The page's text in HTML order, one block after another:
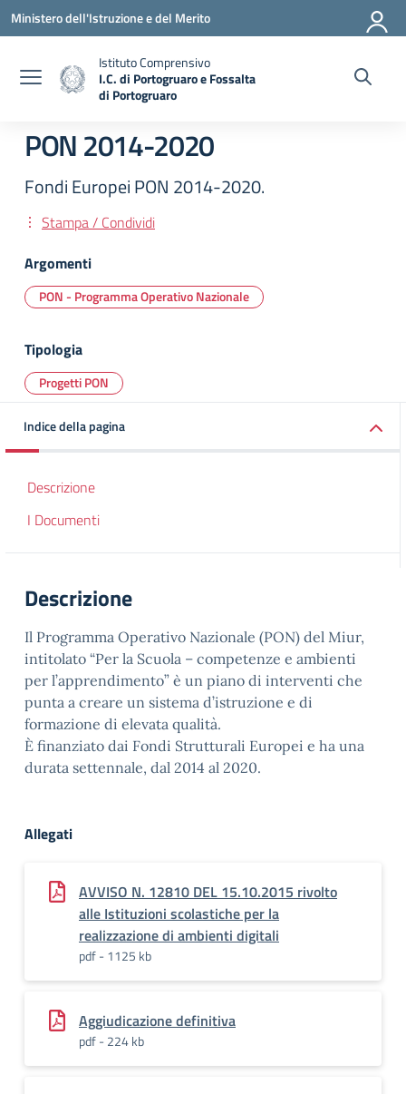
Vai ai contenuti
Vai al menu di navigazione
Vai al footer
Ministero dell'Istruzione e del Merito
Istituto Comprensivo
I.C. di Portogruaro e Fossalta
di Portogruaro
PON 2014-2020
Fondi Europei PON 2014-2020.
Stampa / Condividi
Argomenti
PON - Programma Operativo Nazionale
Tipologia
Progetti PON
Indice della pagina
Descrizione
I Documenti
Descrizione
Il Programma Operativo Nazionale (PON) del Miur,
intitolato “Per la Scuola – competenze e ambienti
per l’apprendimento” è un piano di interventi che
punta a creare un sistema d’istruzione e di
formazione di elevata qualità.
È finanziato dai Fondi Strutturali Europei e ha una
durata settennale, dal 2014 al 2020.
Allegati
AVVISO N. 12810 DEL 15.10.2015 rivolto
alle Istituzioni scolastiche per la
realizzazione di ambienti digitali
pdf - 1125 kb
Aggiudicazione definitiva
pdf - 224 kb